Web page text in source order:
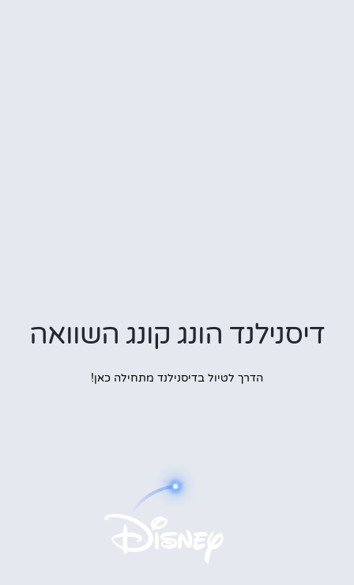
דיסנילנד הונג קונג השוואה
הדרך לטיול בדיסנילנד מתחילה כאן!